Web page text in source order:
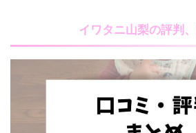
イワタニ山梨の評判